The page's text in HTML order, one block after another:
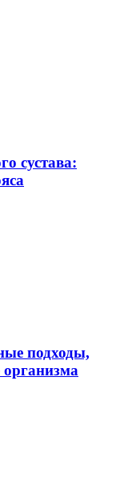
сустава:
подходы,
организма